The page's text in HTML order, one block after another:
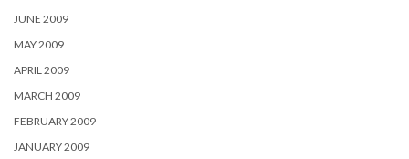
JUNE 2009
MAY 2009
APRIL 2009
MARCH 2009
FEBRUARY 2009
JANUARY 2009